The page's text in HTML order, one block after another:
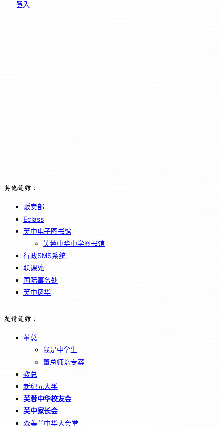
登入
其他连结：
贩卖部
Eclass
芙中电子图书馆
芙蓉中华中学图书馆
行政SMS系统
联课处
国际事务处
芙中风华
友情连结：
董总
我是中学生
董总师培专案
教总
新纪元大学
芙蓉中华校友会
芙中家长会
森美兰中华大会堂